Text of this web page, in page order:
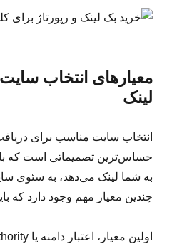
معیارهای انتخاب
لینک
انتخاب سایت مناسب برای
حساس‌ترین تصمیماتی است که
به شما لینک می‌دهد، به سئوی
چندین معیار مهم وجود دارد که